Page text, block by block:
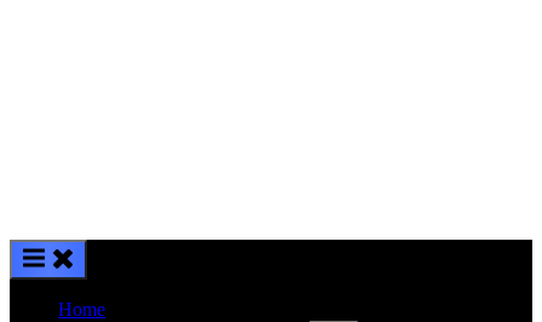
Home